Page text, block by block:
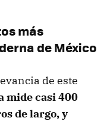
más
de México
de este
mide casi 400
de largo, y